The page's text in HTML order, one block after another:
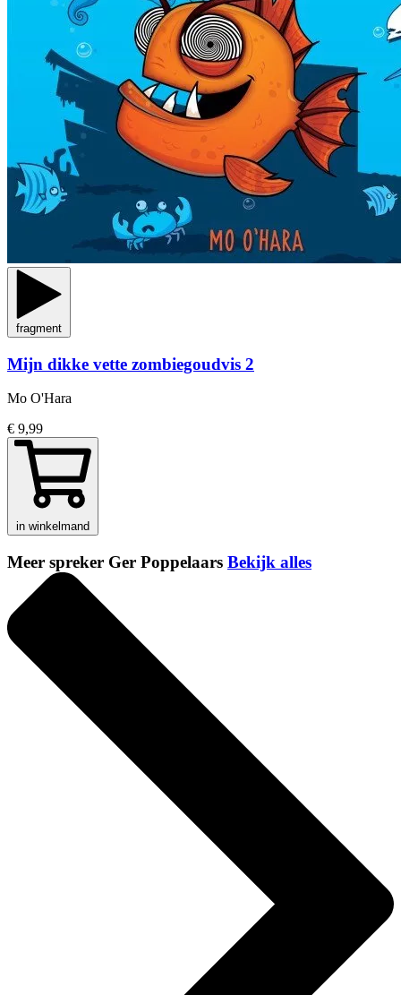
fragment
Mijn dikke vette zombiegoudvis 2
Mo O'Hara
€ 9,99
in winkelmand
Meer spreker Ger Poppelaars Bekijk alles